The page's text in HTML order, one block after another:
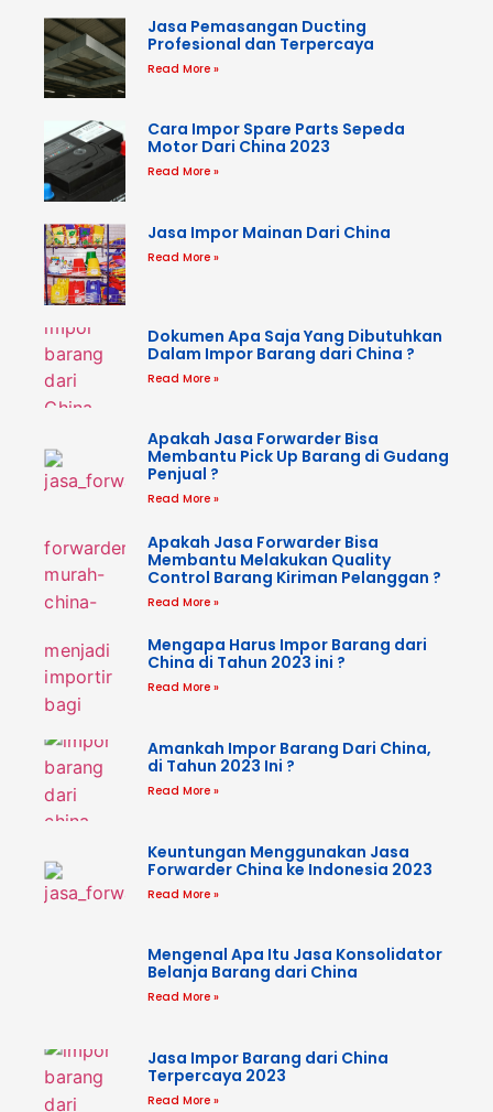
Jasa Pemasangan Ducting
Profesional dan Terpercaya
Read More »
Cara Impor Spare Parts Sepeda
Motor Dari China 2023
Read More »
Jasa Impor Mainan Dari China
Read More »
Dokumen Apa Saja Yang Dibutuhkan
Dalam Impor Barang dari China ?
Read More »
Apakah Jasa Forwarder Bisa
Membantu Pick Up Barang di Gudang
Penjual ?
Read More »
Apakah Jasa Forwarder Bisa
Membantu Melakukan Quality
Control Barang Kiriman Pelanggan ?
Read More »
Mengapa Harus Impor Barang dari
China di Tahun 2023 ini ?
Read More »
Amankah Impor Barang Dari China,
di Tahun 2023 Ini ?
Read More »
Keuntungan Menggunakan Jasa
Forwarder China ke Indonesia 2023
Read More »
Mengenal Apa Itu Jasa Konsolidator
Belanja Barang dari China
Read More »
Jasa Impor Barang dari China
Terpercaya 2023
Read More »